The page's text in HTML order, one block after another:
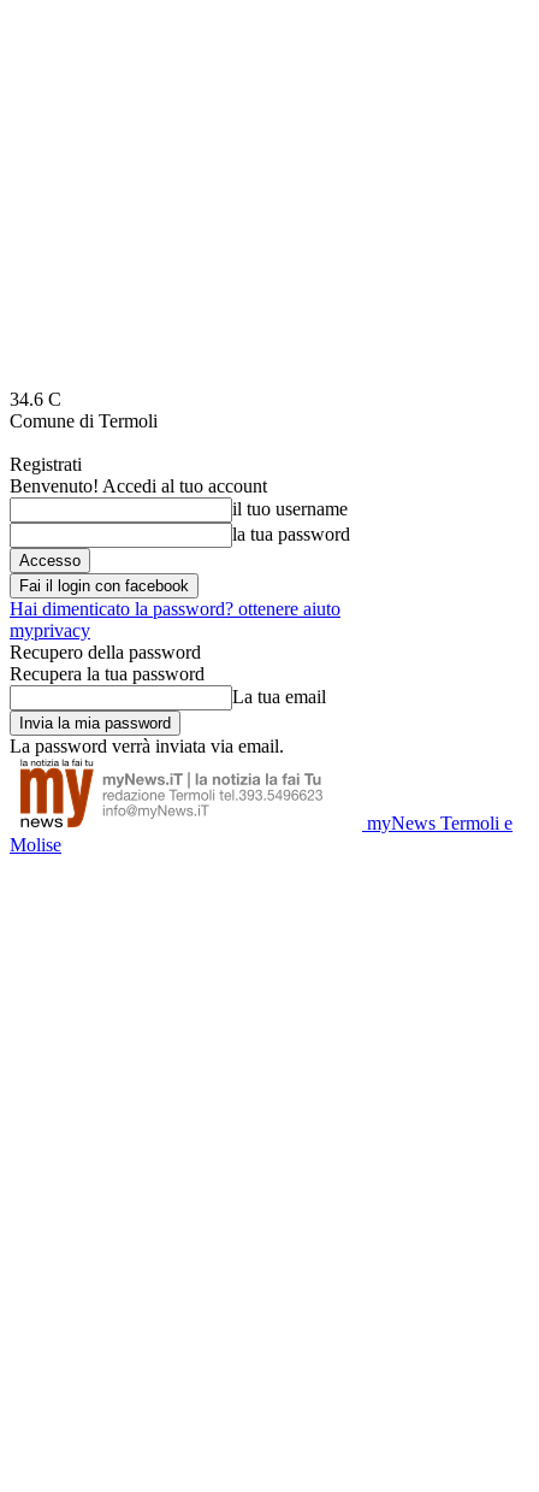
34.6 C
Comune di Termoli
Registrati
Benvenuto! Accedi al tuo account
il tuo username
la tua password
Fai il login con facebook
Hai dimenticato la password? ottenere aiuto
myprivacy
Recupero della password
Recupera la tua password
La tua email
La password verrà inviata via email.
myNews Termoli e
Molise